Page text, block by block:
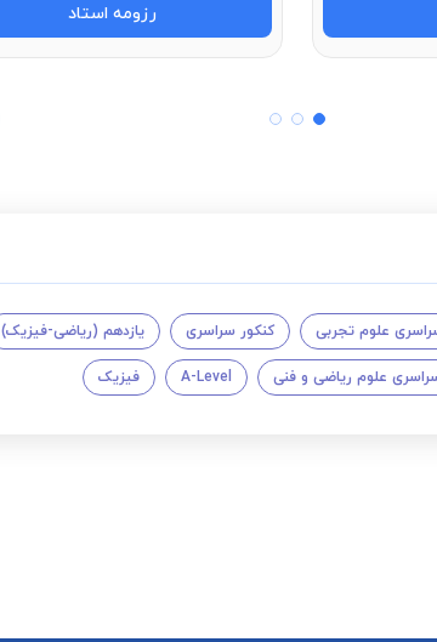
رزومه استاد
علوم تجربی کنکور سراسری یازدهم (ریاضی-فیزیک)
علوم ریاضی و فنی A-Level فیزیک